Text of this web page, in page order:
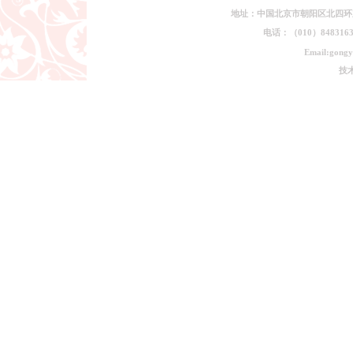
地址：中国北京市朝阳区北四
电话：（010）
技